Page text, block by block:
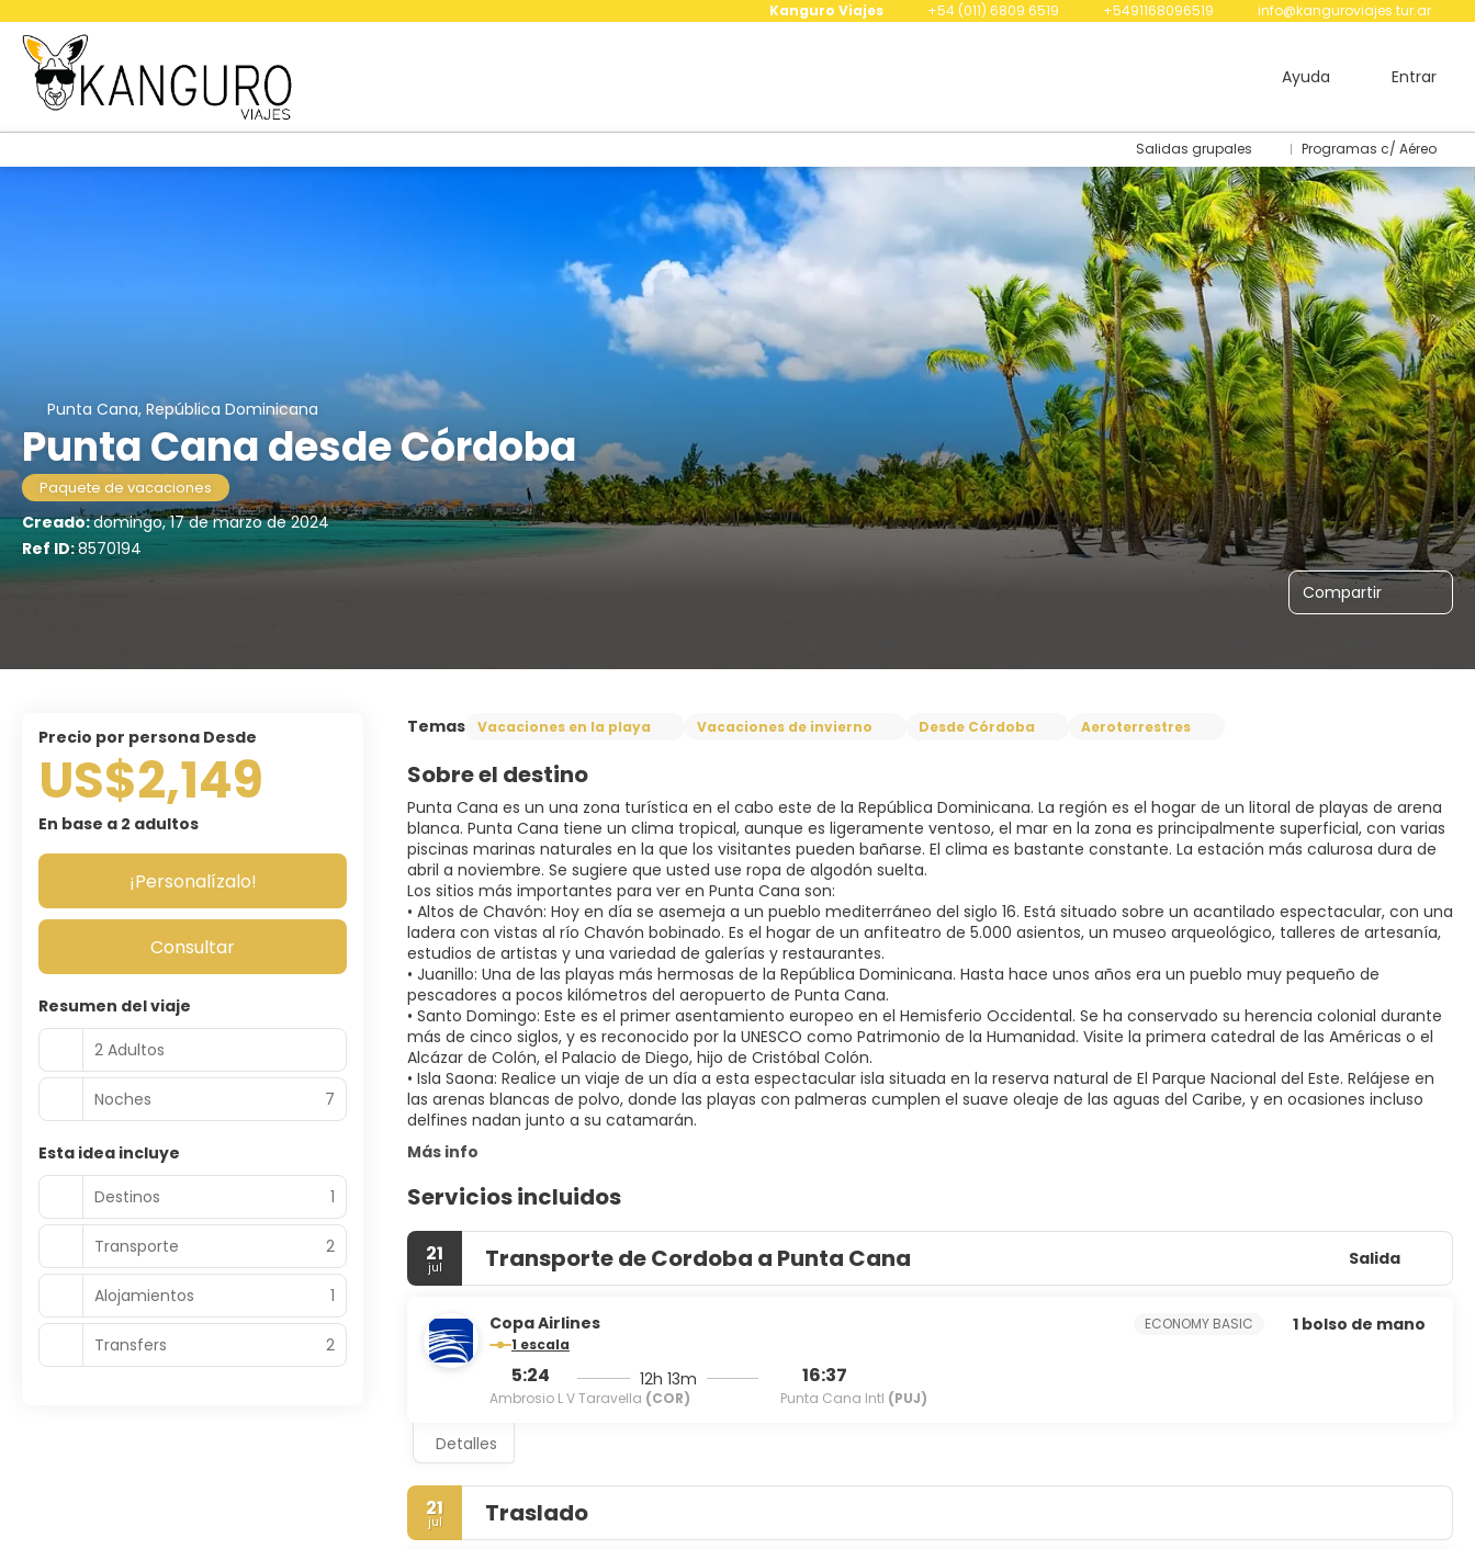
Kanguro Viajes +54 (011) 6809 6519 +5491168096519 info@kanguroviajes.tur.ar
Ayuda Entrar
Salidas grupales Programas c/ Aéreo
Punta Cana, República Dominicana
Punta Cana desde Córdoba
Paquete de vacaciones
Creado:domingo, 17 de marzo de 2024
Ref ID:8570194
Compartir
Temas Vacaciones en la playa Vacaciones de invierno Desde Córdoba Aeroterrestres
Sobre el destino
Punta Cana es un una zona turística en el cabo este de la República Dominicana. La región es el hogar de un litoral de playas de arena
blanca. Punta Cana tiene un clima tropical, aunque es ligeramente ventoso, el mar en la zona es principalmente superficial, con varias
piscinas marinas naturales en la que los visitantes pueden bañarse. El clima es bastante constante. La estación más calurosa dura de
abril a noviembre. Se sugiere que usted use ropa de algodón suelta.
Los sitios más importantes para ver en Punta Cana son:
• Altos de Chavón: Hoy en día se asemeja a un pueblo mediterráneo del siglo 16. Está situado sobre un acantilado espectacular, con una
ladera con vistas al río Chavón bobinado. Es el hogar de un anfiteatro de 5.000 asientos, un museo arqueológico, talleres de artesanía,
estudios de artistas y una variedad de galerías y restaurantes.
• Juanillo: Una de las playas más hermosas de la República Dominicana. Hasta hace unos años era un pueblo muy pequeño de
pescadores a pocos kilómetros del aeropuerto de Punta Cana.
• Santo Domingo: Este es el primer asentamiento europeo en el Hemisferio Occidental. Se ha conservado su herencia colonial durante
más de cinco siglos, y es reconocido por la UNESCO como Patrimonio de la Humanidad. Visite la primera catedral de las Américas o el
Alcázar de Colón, el Palacio de Diego, hijo de Cristóbal Colón.
• Isla Saona: Realice un viaje de un día a esta espectacular isla situada en la reserva natural de El Parque Nacional del Este. Relájese en
las arenas blancas de polvo, donde las playas con palmeras cumplen el suave oleaje de las aguas del Caribe, y en ocasiones incluso
Más info
Servicios incluidos
21
jul Transporte de Cordoba a Punta Cana Salida
Copa Airlines
1 escala
5:24
Ambrosio L V Taravella (COR)
12h 13m 16:37
Punta Cana Intl (PUJ)
ECONOMY BASIC 1 bolso de mano
Detalles
21
jul Traslado
precio por persona Desde
US$2,149
En base a 2 adultos
¡Personalízalo!
Consultar
Resumen del viaje
2 Adultos
Noches 7
Esta idea incluye
Destinos
1
Transporte 2
Alojamientos 1
Transfers 2